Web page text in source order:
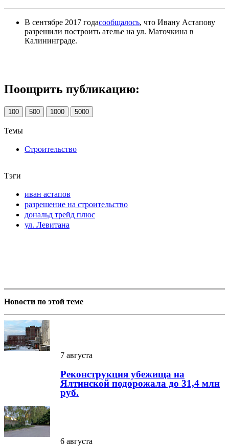
В сентябре 2017 годасообщалось, что Ивану Астапову
разрешили построить ателье на ул. Маточкина в
Калининграде.
Поощрить публикацию:
100 500 1000 5000
Темы
Строительство
Тэги
иван астапов
разрешение на строительство
дональд трейд плюс
ул. Левитана
Новости по этой теме
7 августа
Реконструкция убежища на
Ялтинской подорожала до 31,4 млн
руб.
6 августа